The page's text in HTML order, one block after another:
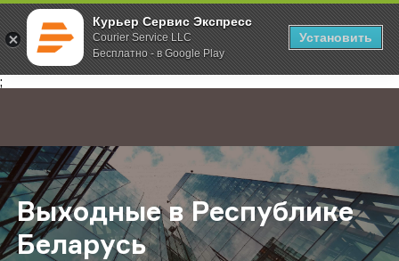
Курьер Сервис Экспресс
Courier Service LLC
Бесплатно - в Google Play
Установить
;
Главная О компании Новости Выходные в Республике Беларусь
Выходные в Республике
Беларусь